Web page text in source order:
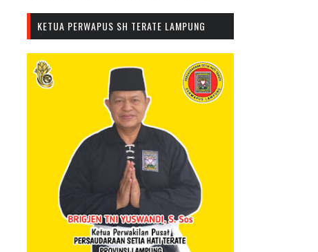
KETUA PERWAPUS SH TERATE LAMPUNG